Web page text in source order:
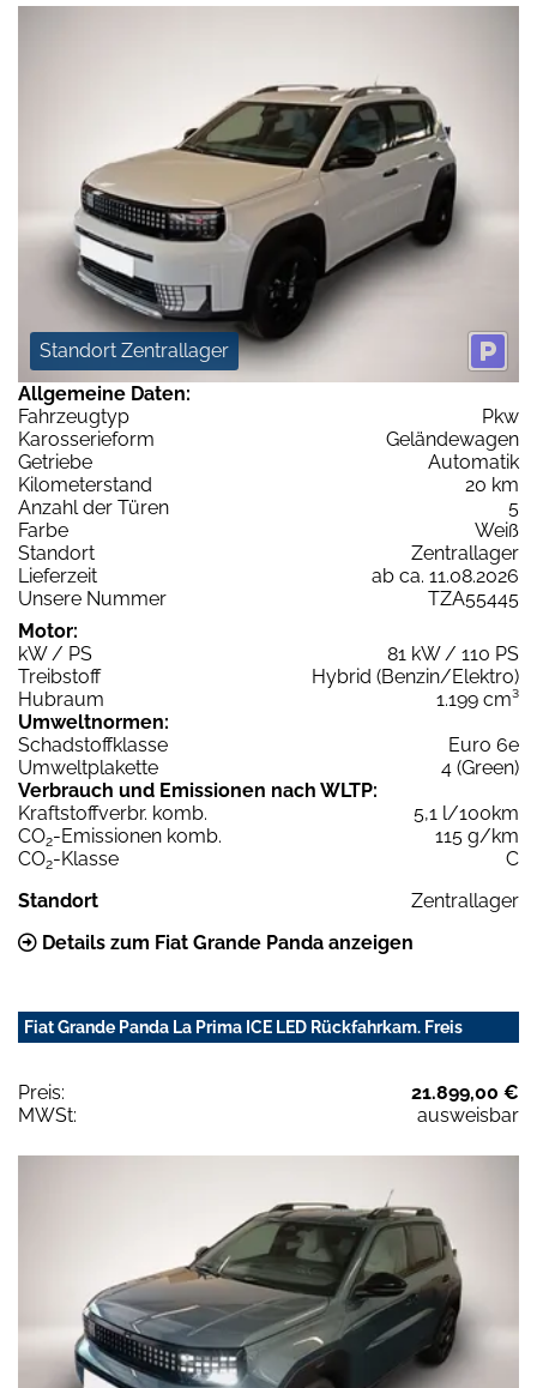
Standort Zentrallager
Allgemeine Daten:
Fahrzeugtyp
Pkw
Karosserieform
Geländewagen
Getriebe
Automatik
Kilometerstand
20 km
Anzahl der Türen
5
Farbe
Weiß
Standort
Zentrallager
Lieferzeit
ab ca. 11.08.2026
Unsere Nummer
TZA55445
Motor:
kW / PS
81 kW / 110 PS
Treibstoff
Hybrid (Benzin/Elektro)
Hubraum
1.199 cm³
Umweltnormen:
Schadstoffklasse
Euro 6e
Umweltplakette
4 (Green)
Verbrauch und Emissionen nach WLTP:
Kraftstoffverbr. komb.
5,1 l/100km
CO2-Emissionen komb.
115 g/km
CO2-Klasse
C
Standort
Zentrallager
Details zum Fiat Grande Panda anzeigen
Fiat Grande Panda La Prima ICE LED Rückfahrkam. Freis
Preis:
21.899,00 €
MWSt:
ausweisbar